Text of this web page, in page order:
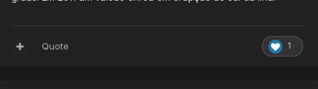
1
Quote